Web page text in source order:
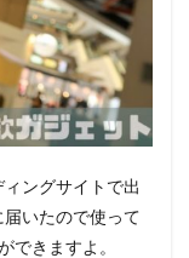
ングサイトで出
いたので使って
できますよ。